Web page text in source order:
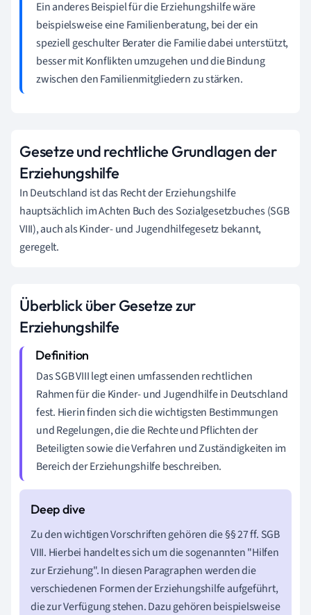
Ein anderes Beispiel für die Erziehungshilfe wäre
beispielsweise eine Familienberatung, bei der ein
speziell geschulter Berater die Familie dabei unterstützt,
besser mit Konflikten umzugehen und die Bindung
zwischen den Familienmitgliedern zu stärken.
Gesetze und rechtliche Grundlagen der
Erziehungshilfe
In Deutschland ist das Recht der Erziehungshilfe
hauptsächlich im Achten Buch des Sozialgesetzbuches (SGB
VIII), auch als Kinder- und Jugendhilfegesetz bekannt,
geregelt.
Überblick über Gesetze zur
Erziehungshilfe
Das SGB VIII legt einen umfassenden rechtlichen
Rahmen für die Kinder- und Jugendhilfe in Deutschland
fest. Hierin finden sich die wichtigsten Bestimmungen
und Regelungen, die die Rechte und Pflichten der
Beteiligten sowie die Verfahren und Zuständigkeiten im
Bereich der Erziehungshilfe beschreiben.
Zu den wichtigen Vorschriften gehören die §§ 27 ff. SGB
VIII. Hierbei handelt es sich um die sogenannten "Hilfen
zur Erziehung". In diesen Paragraphen werden die
verschiedenen Formen der Erziehungshilfe aufgeführt,
die zur Verfügung stehen. Dazu gehören beispielsweise